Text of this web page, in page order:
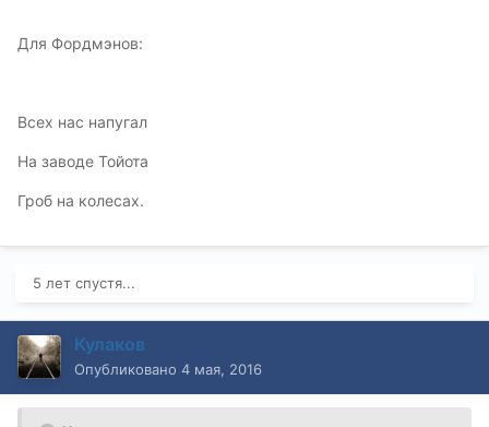
Для Фордмэнов:
Всех нас напугал
На заводе Тойота
Гроб на колесах.
5 лет спустя...
Кулаков
Опубликовано 4 мая, 2016